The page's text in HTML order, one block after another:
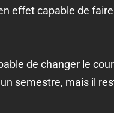
effet capable de
de changer le
semestre, mais il